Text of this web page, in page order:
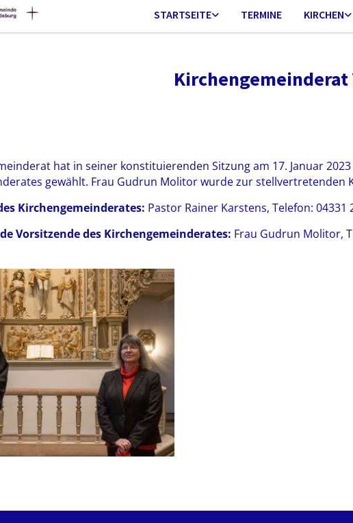
STARTSEITE TERMINE KIRCHEN
Kirchengemeinderat
hat in seiner konstituierenden Sitzung am 17. Januar
gewählt. Frau Gudrun Molitor wurde zur stellvertretenden
Kirchengemeinderates: Pastor Rainer Karstens, Telefon: 04331
Vorsitzende des Kirchengemeinderates: Frau Gudrun Molitor,